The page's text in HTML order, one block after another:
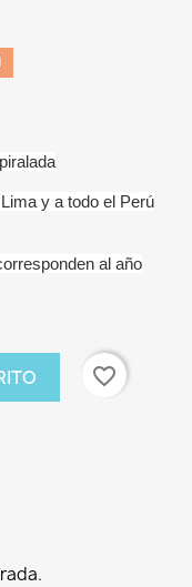
y a todo el Perú
al año
favorite_border